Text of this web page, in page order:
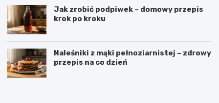
Jak zrobić podpiwek – domowy przepis
krok po kroku
Naleśniki z mąki pełnoziarnistej – zdrowy
przepis na co dzień